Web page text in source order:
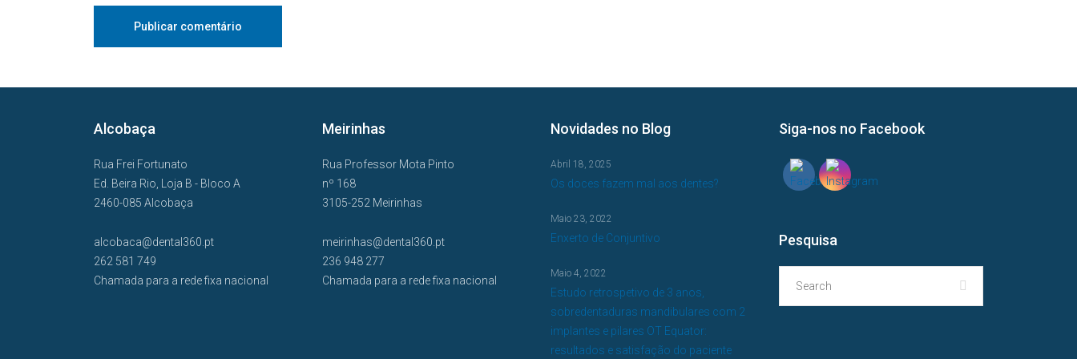
Alcobaça
Rua Frei Fortunato
Ed. Beira Rio, Loja B - Bloco A
2460-085 Alcobaça
alcobaca@dental360.pt
262 581 749
Chamada para a rede fixa nacional
Meirinhas
Rua Professor Mota Pinto
nº 168
3105-252 Meirinhas
meirinhas@dental360.pt
236 948 277
Chamada para a rede fixa nacional
Novidades no Blog
Os doces fazem mal aos dentes?
Abril 18, 2025
Enxerto de Conjuntivo
Maio 23, 2022
Estudo retrospetivo de 3 anos,
sobredentaduras mandibulares com 2
implantes e pilares OT Equator:
resultados e satisfação do paciente
Maio 4, 2022
Siga-nos no Facebook
Pesquisa